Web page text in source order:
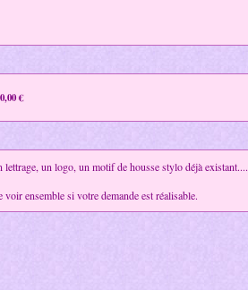
€
un logo, un motif de housse stylo déjà existant....
ensemble si votre demande est réalisable.